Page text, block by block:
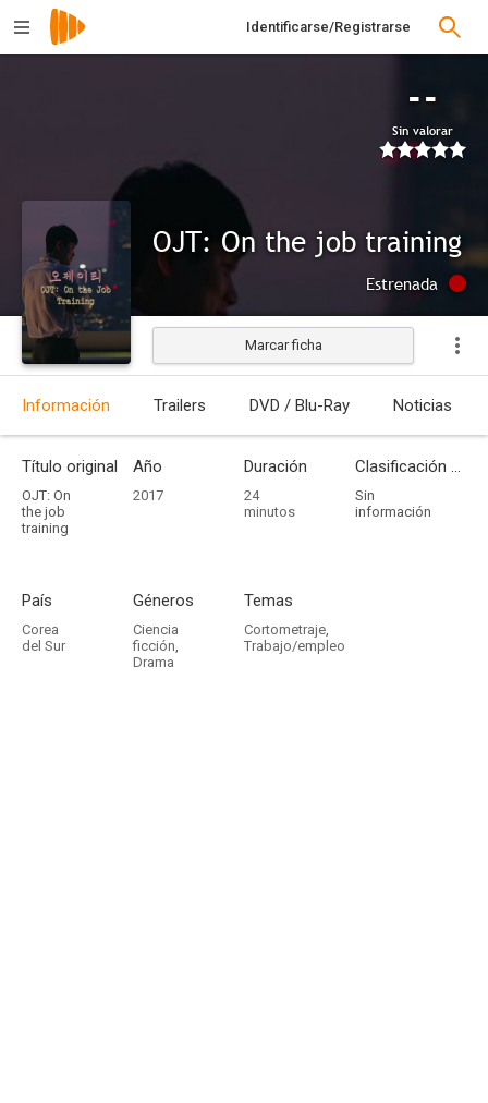
Identificarse/Registrarse
--
Sin valorar
OJT: On the job training
Estrenada
Marcar ficha
Información Trailers DVD / Blu-Ray Noticias
Título original
OJT: On
the job
training
Año
2017
Duración
24
minutos
Clasificación por edades
Sin
información
País
Corea
del Sur
Géneros
Ciencia
ficción,
Drama
Temas
Cortometraje,
Trabajo/empleo